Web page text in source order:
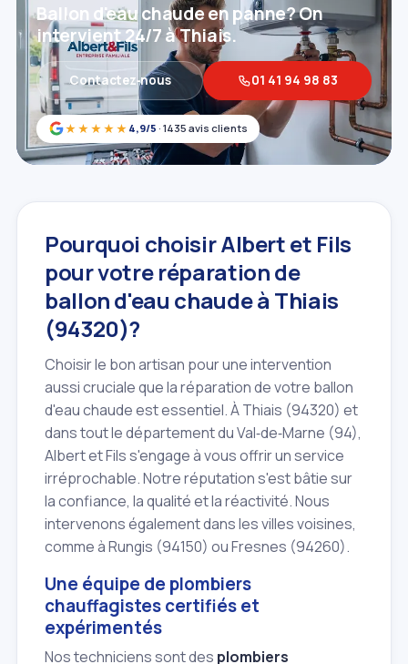
★★★★★ 4,9/5 · 1435 avis clients
Ballon d'eau chaude en panne? On
intervient 24/7 à Thiais.
Contactez‑nous 01 41 94 98 83
Pourquoi choisir Albert et Fils
pour votre réparation de
ballon d'eau chaude à Thiais
(94320)?
Choisir le bon artisan pour une intervention
aussi cruciale que la réparation de votre ballon
d'eau chaude est essentiel. À Thiais (94320) et
dans tout le département du Val‑de‑Marne (94),
Albert et Fils s'engage à vous offrir un service
irréprochable. Notre réputation s'est bâtie sur
la confiance, la qualité et la réactivité. Nous
intervenons également dans les villes voisines,
comme à Rungis (94150) ou Fresnes (94260).
Une équipe de plombiers
chauffagistes certifiés et
expérimentés
Nos techniciens sont des plombiers